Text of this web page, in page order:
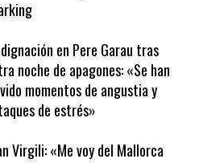
padre y un hijo persiguen a un
una brutal paliza en un
en Pere Garau tras
momentos de angustia y